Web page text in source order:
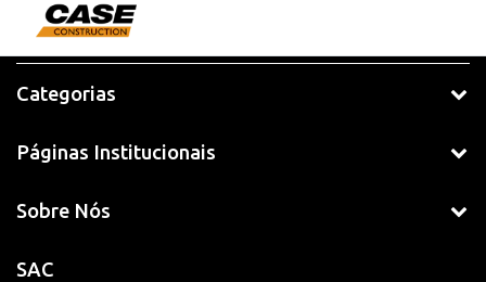
Categorias
Páginas Institucionais
Sobre Nós
SAC